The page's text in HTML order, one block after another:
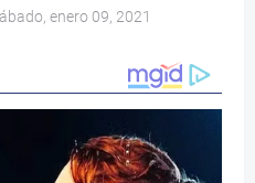
enero 09, 2021